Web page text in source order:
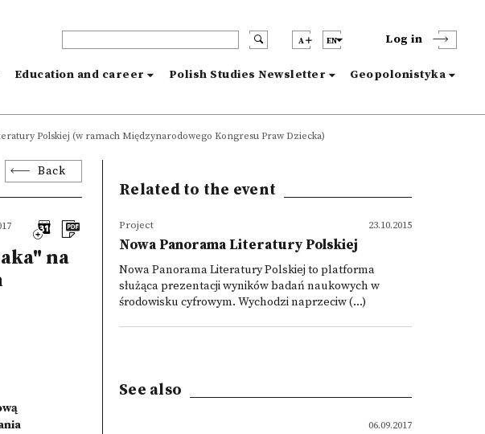
A EN Log in
Education and career Polish Studies Newsletter Geopolonistyka
Polskiej (w ramach Międzynarodowego Kongresu Praw Dziecka)
Back
na
Related to the event
23.10.2015
Project
Nowa Panorama Literatury Polskiej
Nowa Panorama Literatury Polskiej to platforma
służąca prezentacji wyników badań naukowych w
środowisku cyfrowym. Wychodzi naprzeciw (...)
See also
06.09.2017